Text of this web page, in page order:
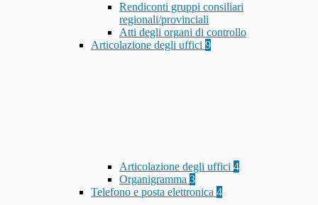
Rendiconti gruppi consiliari
regionali/provinciali
Atti degli organi di controllo
Articolazione degli uffici 9
Articolazione degli uffici 4
Organigramma 3
Telefono e posta elettronica 4